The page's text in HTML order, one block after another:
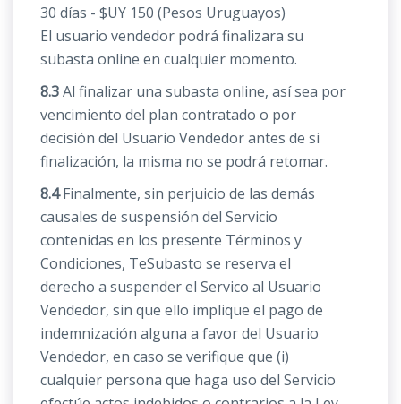
30 días - $UY 150 (Pesos Uruguayos)
El usuario vendedor podrá finalizara su
subasta online en cualquier momento.
8.3Al finalizar una subasta online, así sea por
vencimiento del plan contratado o por
decisión del Usuario Vendedor antes de si
finalización, la misma no se podrá retomar.
8.4Finalmente, sin perjuicio de las demás
causales de suspensión del Servicio
contenidas en los presente Términos y
Condiciones, TeSubasto se reserva el
derecho a suspender el Servico al Usuario
Vendedor, sin que ello implique el pago de
indemnización alguna a favor del Usuario
Vendedor, en caso se verifique que (i)
cualquier persona que haga uso del Servicio